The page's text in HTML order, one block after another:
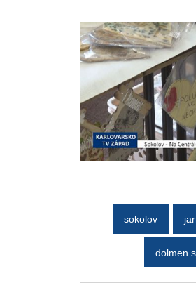
sokolov
dolmen